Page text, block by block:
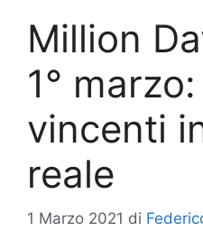
Million
1°
vincenti
reale
1 Marzo 2021 di